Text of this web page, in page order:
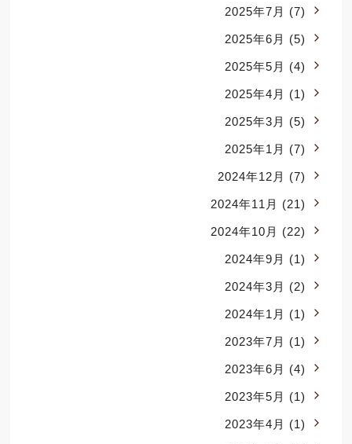
2025年7月 (7)
2025年6月 (5)
2025年5月 (4)
2025年4月 (1)
2025年3月 (5)
2025年1月 (7)
2024年12月 (7)
2024年11月 (21)
2024年10月 (22)
2024年9月 (1)
2024年3月 (2)
2024年1月 (1)
2023年7月 (1)
2023年6月 (4)
2023年5月 (1)
2023年4月 (1)